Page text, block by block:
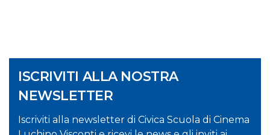
ISCRIVITI ALLA NOSTRA
NEWSLETTER
Iscriviti alla newsletter di Civica Scuola di Cinema